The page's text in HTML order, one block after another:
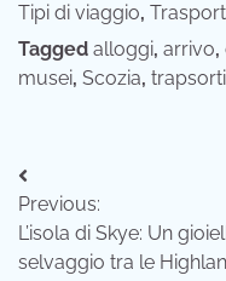
Tipi di viaggio,
Tagged alloggi, arrivo,
musei, Scozia, trapsorti
Navigazione
articoli
Previous:
L’isola di Skye: Un
selvaggio tra le